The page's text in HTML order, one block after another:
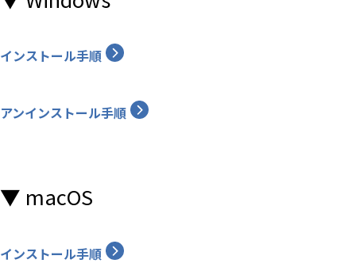
3．2022年11月14日改定、同日より
インストール手順
アンインストール手順
▼ macOS
インストール手順